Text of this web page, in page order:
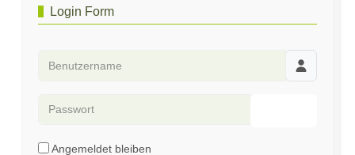
Login Form
Angemeldet bleiben